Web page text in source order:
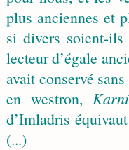
plus anciennes et
si divers soient-
lecteur d’égale
avait conservé
en westron,
d’Imladris
(...)